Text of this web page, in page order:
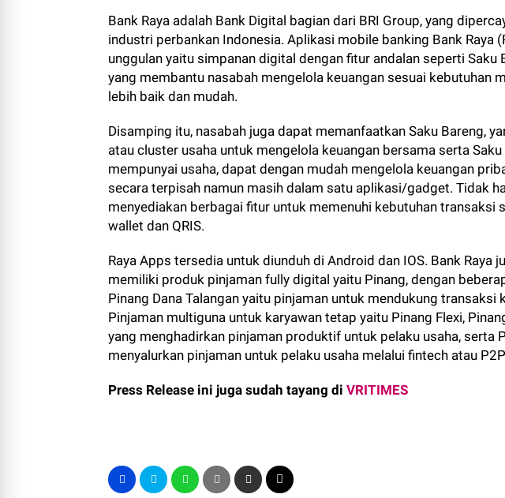
Bank Raya adalah Bank Digital bagian dari BRI Group, yang
industri perbankan Indonesia. Aplikasi mobile banking Bank Raya
unggulan yaitu simpanan digital dengan fitur andalan seperti Saku
yang membantu nasabah mengelola keuangan sesuai kebutuhan
lebih baik dan mudah.
Disamping itu, nasabah juga dapat memanfaatkan Saku Bareng,
atau cluster usaha untuk mengelola keuangan bersama serta
mempunyai usaha, dapat dengan mudah mengelola keuangan
secara terpisah namun masih dalam satu aplikasi/gadget. Tidak
menyediakan berbagai fitur untuk memenuhi kebutuhan transaksi
wallet dan QRIS.
Raya Apps tersedia untuk diunduh di Android dan IOS. Bank Raya
memiliki produk pinjaman fully digital yaitu Pinang, dengan
Pinang Dana Talangan yaitu pinjaman untuk mendukung transaksi
Pinjaman multiguna untuk karyawan tetap yaitu Pinang Flexi,
yang menghadirkan pinjaman produktif untuk pelaku usaha, serta
menyalurkan pinjaman untuk pelaku usaha melalui fintech atau
Press Release ini juga sudah tayang di VRITIMES